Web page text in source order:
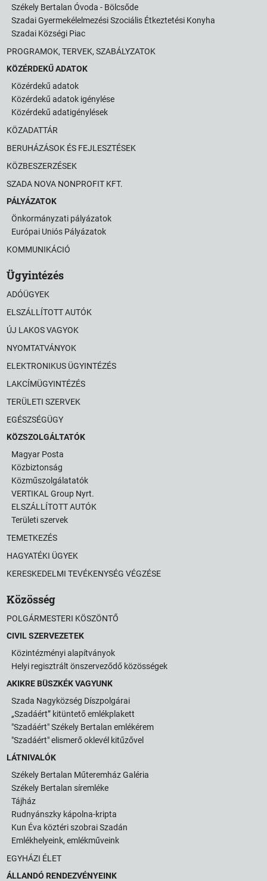
Székely Bertalan Óvoda - Bölcsőde
Szadai Gyermekélelmezési Szociális Étkeztetési Konyha
Szadai Községi Piac
PROGRAMOK, TERVEK, SZABÁLYZATOK
KÖZÉRDEKŰ ADATOK
Közérdekű adatok
Közérdekű adatok igénylése
Közérdekű adatigénylések
KÖZADATTÁR
BERUHÁZÁSOK ÉS FEJLESZTÉSEK
KÖZBESZERZÉSEK
SZADA NOVA NONPROFIT KFT.
PÁLYÁZATOK
Önkormányzati pályázatok
Európai Uniós Pályázatok
KOMMUNIKÁCIÓ
Ügyintézés
ADÓÜGYEK
ELSZÁLLÍTOTT AUTÓK
ÚJ LAKOS VAGYOK
NYOMTATVÁNYOK
ELEKTRONIKUS ÜGYINTÉZÉS
LAKCÍMÜGYINTÉZÉS
TERÜLETI SZERVEK
EGÉSZSÉGÜGY
KÖZSZOLGÁLTATÓK
Magyar Posta
Közbiztonság
Közműszolgálatatók
VERTIKAL Group Nyrt.
ELSZÁLLÍTOTT AUTÓK
Területi szervek
TEMETKEZÉS
HAGYATÉKI ÜGYEK
KERESKEDELMI TEVÉKENYSÉG VÉGZÉSE
Közösség
POLGÁRMESTERI KÖSZÖNTŐ
CIVIL SZERVEZETEK
Közintézményi alapítványok
Helyi regisztrált önszerveződő közösségek
AKIKRE BÜSZKÉK VAGYUNK
Szada Nagyközség Díszpolgárai
„Szadáért” kitüntető emlékplakett
"Szadáért" Székely Bertalan emlékérem
"Szadáért" elismerő oklevél kitűzővel
LÁTNIVALÓK
Székely Bertalan Műteremház Galéria
Székely Bertalan síremléke
Tájház
Rudnyánszky kápolna-kripta
Kun Éva köztéri szobrai Szadán
Emlékhelyeink, emlékműveink
EGYHÁZI ÉLET
ÁLLANDÓ RENDEZVÉNYEINK